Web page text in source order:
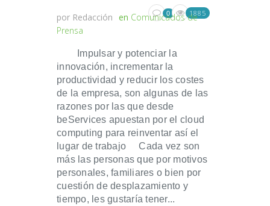
por Redacción en Comunicados de
Prensa
0 1885
Impulsar y potenciar la
innovación, incrementar la
productividad y reducir los costes
de la empresa, son algunas de las
razones por las que desde
beServices apuestan por el cloud
computing para reinventar así el
lugar de trabajo Cada vez son
más las personas que por motivos
personales, familiares o bien por
cuestión de desplazamiento y
tiempo, les gustaría tener...